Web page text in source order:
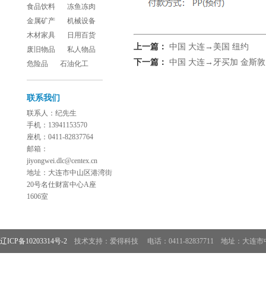
食品饮料
冻鱼冻肉
金属矿产
机械设备
木材家具
日用百货
废旧物品
私人物品
危险品
石油化工
联系我们
联系人：纪先生
手机：13941153570
座机：0411-82837764
邮箱：
jiyongwei.dlc@centex.cn
地址：大连市中山区港湾街
20号名仕财富中心A座
1606室
上一篇： 中国 大连→美国 纽约
下一篇： 中国 大连→牙买加 金斯敦
辽ICP备10203314号-2 技术支持：爱得科技 电话：0411-82837711 地址：大连市